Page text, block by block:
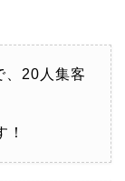
、20人集客